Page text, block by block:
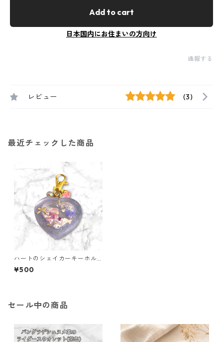
Add to cart
日本国内にお住まいの方向け
通報する
レビュー (3)
最近チェックした商品
ハートのシェイカーキーホル
ダー（クリアパープル）
¥500
セール中の商品